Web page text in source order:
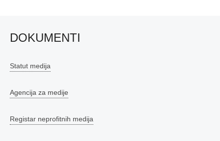
DOKUMENTI
Statut medija
Agencija za medije
Registar neprofitnih medija